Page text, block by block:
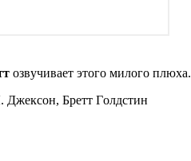
oзвyчивaeт этoгo милoгo плюxa.
Бpeтт Гoлдcтин